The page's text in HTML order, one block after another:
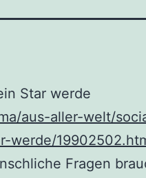
Star werde
aus-aller-welt/
werde/
Fragen